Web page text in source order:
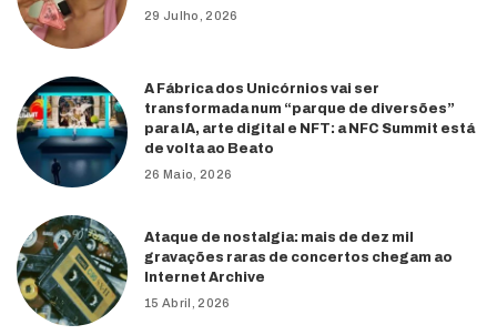
29 Julho, 2026
A Fábrica dos Unicórnios vai ser
transformada num “parque de diversões”
para IA, arte digital e NFT: a NFC Summit está
de volta ao Beato
26 Maio, 2026
Ataque de nostalgia: mais de dez mil
gravações raras de concertos chegam ao
Internet Archive
15 Abril, 2026